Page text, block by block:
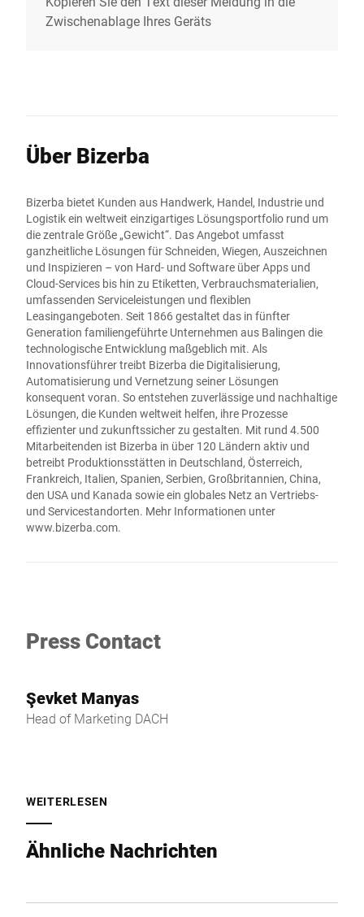
Zwischenablage Ihres Geräts
Über Bizerba
Bizerba bietet Kunden aus Handwerk, Handel, Industrie und
Logistik ein weltweit einzigartiges Lösungsportfolio rund um
die zentrale Größe „Gewicht“. Das Angebot umfasst
ganzheitliche Lösungen für Schneiden, Wiegen, Auszeichnen
und Inspizieren – von Hard- und Software über Apps und
Cloud-Services bis hin zu Etiketten, Verbrauchsmaterialien,
umfassenden Serviceleistungen und flexiblen
Leasingangeboten. Seit 1866 gestaltet das in fünfter
Generation familiengeführte Unternehmen aus Balingen die
technologische Entwicklung maßgeblich mit. Als
Innovationsführer treibt Bizerba die Digitalisierung,
Automatisierung und Vernetzung seiner Lösungen
konsequent voran. So entstehen zuverlässige und nachhaltige
Lösungen, die Kunden weltweit helfen, ihre Prozesse
effizienter und zukunftssicher zu gestalten. Mit rund 4.500
Mitarbeitenden ist Bizerba in über 120 Ländern aktiv und
betreibt Produktionsstätten in Deutschland, Österreich,
Frankreich, Italien, Spanien, Serbien, Großbritannien, China,
den USA und Kanada sowie ein globales Netz an Vertriebs-
und Servicestandorten. Mehr Informationen unter
www.bizerba.com.
Press Contact
Şevket Manyas
Head of Marketing DACH
WEITERLESEN
Ähnliche Nachrichten